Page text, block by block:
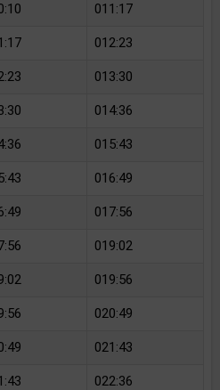
011:17
012:23
013:30
014:36
015:43
016:49
017:56
019:02
019:56
020:49
021:43
022:36